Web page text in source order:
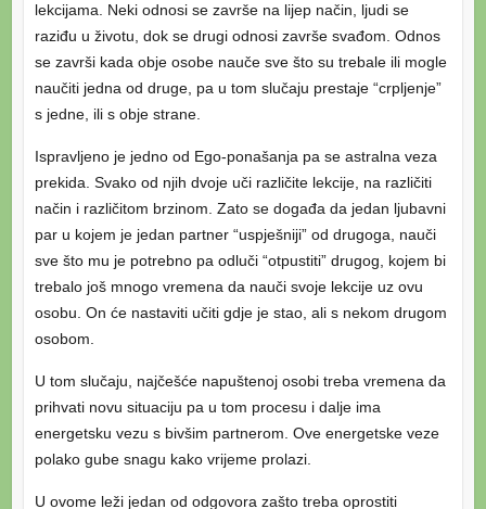
lekcijama. Neki odnosi se završe na lijep način, ljudi se
raziđu u životu, dok se drugi odnosi završe svađom. Odnos
se završi kada obje osobe nauče sve što su trebale ili mogle
naučiti jedna od druge, pa u tom slučaju prestaje “crpljenje”
s jedne, ili s obje strane.
Ispravljeno je jedno od Ego-ponašanja pa se astralna veza
prekida. Svako od njih dvoje uči različite lekcije, na različiti
način i različitom brzinom. Zato se događa da jedan ljubavni
par u kojem je jedan partner “uspješniji” od drugoga, nauči
sve što mu je potrebno pa odluči “otpustiti” drugog, kojem bi
trebalo još mnogo vremena da nauči svoje lekcije uz ovu
osobu. On će nastaviti učiti gdje je stao, ali s nekom drugom
osobom.
U tom slučaju, najčešće napuštenoj osobi treba vremena da
prihvati novu situaciju pa u tom procesu i dalje ima
energetsku vezu s bivšim partnerom. Ove energetske veze
polako gube snagu kako vrijeme prolazi.
U ovome leži jedan od odgovora zašto treba oprostiti